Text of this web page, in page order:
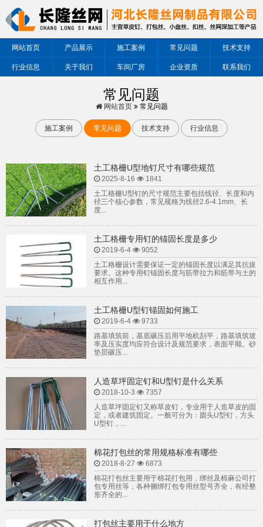
网站首页 产品展示 施工案例 常见问题 技术支持
行业信息 关于我们 车间厂房 企业资质 联系我们
常见问题
网站首页 常见问题
施工案例 常见问题 技术支持 行业信息
土工格栅U型地钉尺寸有哪些规范
2025-8-16
1841
土工格栅U型钉的尺寸规范主要包括线径、长度和内
径三个核心参数，常见规格为线径2.6-4.1mm、长
度...
土工格栅专用钉的锚固长度是多少
2019-6-4
9052
土工格栅设计需要保证一定的锚固长度以满足其抗拔
要求。这种专用钉锚固长度与筋带拉力和筋带与土的
相互作用...
土工格栅U型钉锚固如何施工
2019-6-4
9733
路基填筑前，基底碾压后用平地机刮平，路基填筑坡
率及压实度均应符合设计及规范要求，表面平顺。砂
垫层碾压...
人造草坪固定钉和U型钉是什么关系
2018-10-3
7357
人造草坪固定钉又称草皮钉，专业用于人造草皮的固
定，或者建筑固定。一般可分为：圆头U型钉，方头
U型钉，...
棉花打包丝的常用规格标准有哪些
2018-8-27
6873
棉花打包丝主要用于棉花打包用，绑丝及棉麻公司打
包专用丝等，各种捆绑打包专用丝型号齐全，有经整
形齐全的...
打包丝主要用于什么地方